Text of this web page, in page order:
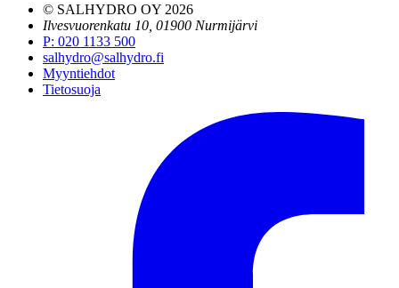
© SALHYDRO OY 2026
Ilvesvuorenkatu 10, 01900 Nurmijärvi
P: 020 1133 500
salhydro@salhydro.fi
Myyntiehdot
Tietosuoja